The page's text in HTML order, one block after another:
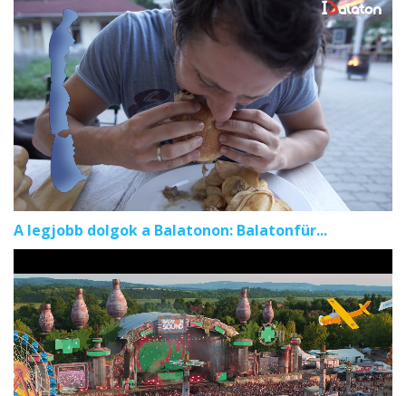
A legjobb dolgok a Balatonon: Balatonfür...